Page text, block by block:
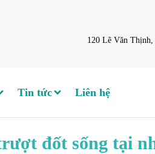
120 Lê Văn
Tin tức Liên hệ
đốt sống tại